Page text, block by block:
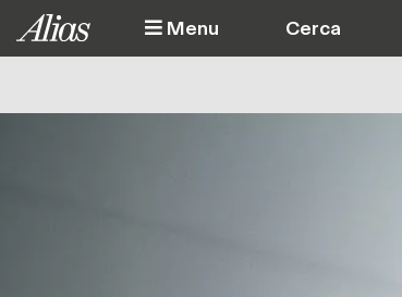
Salta al contenuto principale
Menu